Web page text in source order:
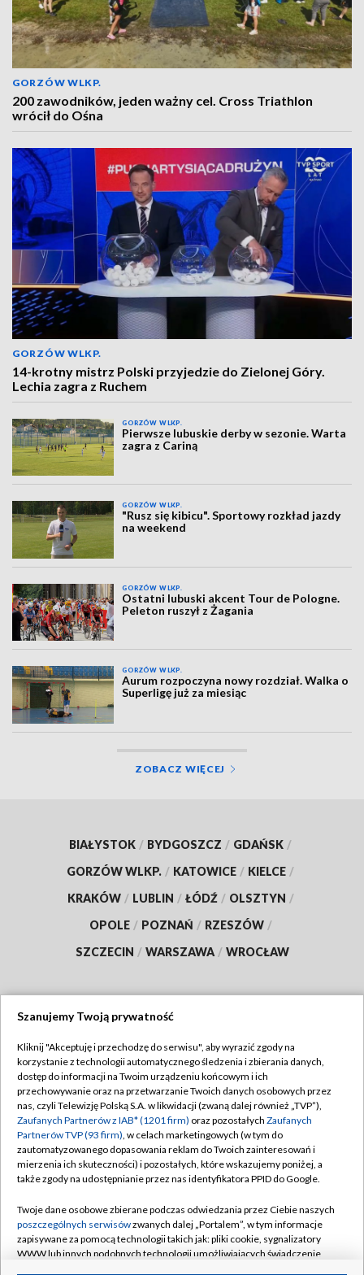
GORZÓW WLKP.
200 zawodników, jeden ważny cel. Cross Triathlon
wrócił do Ośna
GORZÓW WLKP.
14-krotny mistrz Polski przyjedzie do Zielonej Góry.
Lechia zagra z Ruchem
GORZÓW WLKP.
Pierwsze lubuskie derby w sezonie. Warta
zagra z Cariną
GORZÓW WLKP.
"Rusz się kibicu". Sportowy rozkład jazdy
na weekend
GORZÓW WLKP.
Ostatni lubuski akcent Tour de Pologne.
Peleton ruszył z Żagania
GORZÓW WLKP.
Aurum rozpoczyna nowy rozdział. Walka o
Superligę już za miesiąc
ZOBACZ WIĘCEJ
BIAŁYSTOK / BYDGOSZCZ / GDAŃSK /
GORZÓW WLKP. / KATOWICE / KIELCE /
KRAKÓW / LUBLIN / ŁÓDŹ / OLSZTYN /
OPOLE / POZNAŃ / RZESZÓW /
SZCZECIN / WARSZAWA / WROCŁAW
TVP
Abonament TVP
Emisja w TVP
Centrum informacji TVP
Naziemna Telewizja Cyfrowa
Rada Programowa
System NOS
Regulamin TVP
Polityka prywatności
Moje zgody
Pomoc
Kontakt
Szanujemy Twoją prywatność
Kliknij "Akceptuję i przechodzę do serwisu", aby wyrazić zgody na
korzystanie z technologii automatycznego śledzenia i zbierania danych,
dostęp do informacji na Twoim urządzeniu końcowym i ich
przechowywanie oraz na przetwarzanie Twoich danych osobowych przez
nas, czyli Telewizję Polską S.A. w likwidacji (zwaną dalej również „TVP”),
Zaufanych Partnerów z IAB* (1201 firm) oraz pozostałych Zaufanych
Partnerów TVP (93 firm), w celach marketingowych (w tym do
zautomatyzowanego dopasowania reklam do Twoich zainteresowań i
mierzenia ich skuteczności) i pozostałych, które wskazujemy poniżej, a
także zgody na udostępnianie przez nas identyfikatora PPID do Google.
Twoje dane osobowe zbierane podczas odwiedzania przez Ciebie naszych
poszczególnych serwisówzwanych dalej „Portalem”, w tym informacje
zapisywane za pomocą technologii takich jak: pliki cookie, sygnalizatory
WWW lub innych podobnych technologii umożliwiających świadczenie